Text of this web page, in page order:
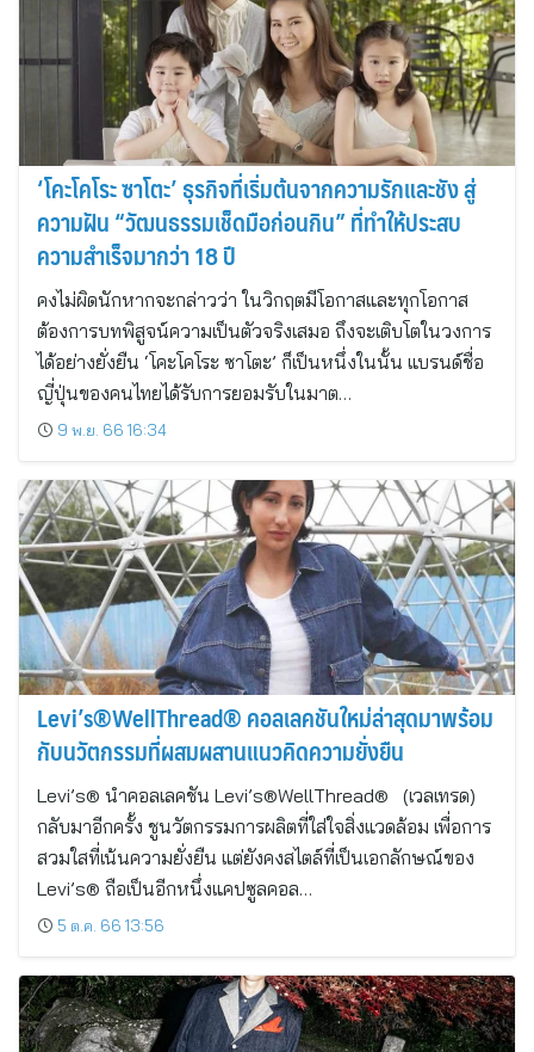
‘โคะโคโระ ซาโตะ’ ธุรกิจที่เริ่มต้นจากความรักและชัง สู่
ความฝัน “วัฒนธรรมเช็ดมือก่อนกิน” ที่ทำให้ประสบ
ความสำเร็จมากว่า 18 ปี
คงไม่ผิดนักหากจะกล่าวว่า ในวิกฤตมีโอกาสและทุกโอกาส
ต้องการบทพิสูจน์ความเป็นตัวจริงเสมอ ถึงจะเติบโตในวงการ
ได้อย่างยั่งยืน ‘โคะโคโระ ซาโตะ’ ก็เป็นหนึ่งในนั้น แบรนด์ชื่อ
ญี่ปุ่นของคนไทยได้รับการยอมรับในมาต…
9 พ.ย. 66 16:34
Levi’s®WellThread® คอลเลคชันใหม่ล่าสุดมาพร้อม
กับนวัตกรรมที่ผสมผสานแนวคิดความยั่งยืน
Levi’s® นำคอลเลคชัน Levi’s®WellThread® (เวลเทรด)
กลับมาอีกครั้ง ชูนวัตกรรมการผลิตที่ใส่ใจสิ่งแวดล้อม เพื่อการ
สวมใสที่เน้นความยั่งยืน แต่ยังคงสไตล์ที่เป็นเอกลักษณ์ของ
Levi’s® ถือเป็นอีกหนึ่งแคปซูลคอล…
5 ต.ค. 66 13:56